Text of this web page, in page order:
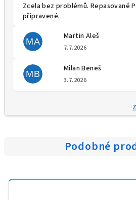
Zcela bez problémů. Repasované
připravené.
MA
Martin Aleš
7.7.2026
MB
Milan Beneš
3.7.2026
Podobné